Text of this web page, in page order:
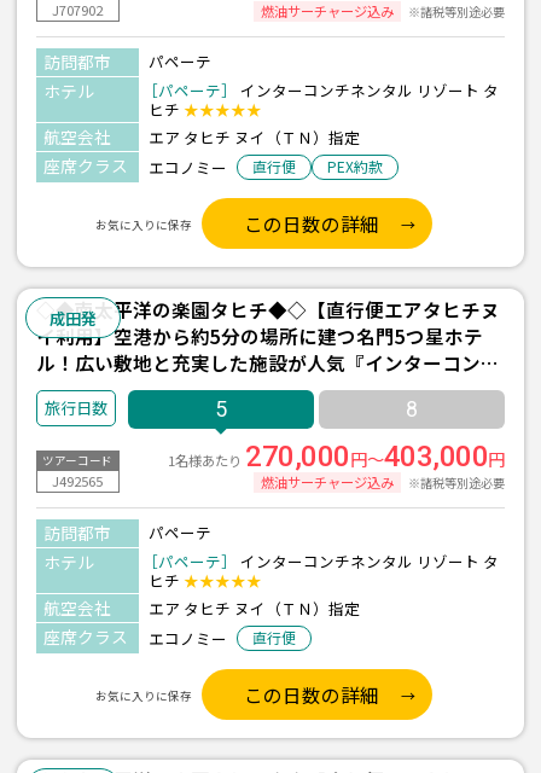
J707902 燃油サーチャージ込み ※諸税等別途必要
訪問都市 パペーテ
ホテル ［パペーテ］
インターコンチネンタル リゾート タ
ヒチ ★★★★★
航空会社 エア タヒチ ヌイ（ＴＮ）指定
座席クラス エコノミー 直行便 PEX約款
お気に入りに保存 この日数の詳細
成田発
◇◆南太平洋の楽園タヒチ◆◇【直行便エアタヒチヌ
イ利用】空港から約5分の場所に建つ名門5つ星ホテ
ル！広い敷地と充実した施設が人気『インターコンチ
ネンタル リゾート タヒチ』宿泊 5日間 ＜往復送迎付
き＞
5 8
ツアーコード
J492565
1名様あたり 270,000円～403,000円
燃油サーチャージ込み ※諸税等別途必要
訪問都市 パペーテ
ホテル ［パペーテ］
インターコンチネンタル リゾート タ
ヒチ ★★★★★
航空会社 エア タヒチ ヌイ（ＴＮ）指定
座席クラス エコノミー 直行便
お気に入りに保存 この日数の詳細